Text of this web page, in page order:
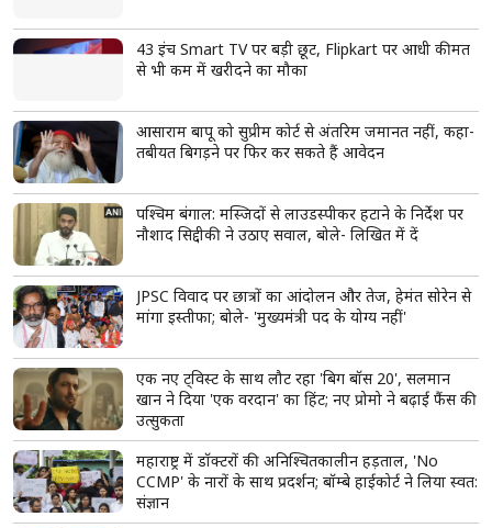
बारिश के मौसम में ग्लोइंग स्किन चाहिए? अपनाएं ब्लू
स्किन केयर का ये वायरल ब्यूटी ट्रेंड
मानसून में स्किन चिपचिपी और पिंपल्स वाली हो जाती है
ब्लू स्किन केयर से ठंडक और हाइड्रेशन मिलता है
#BlueSkincare ट्रेंड युवाओं में वायरल है
read more
ताजा खबरें View More